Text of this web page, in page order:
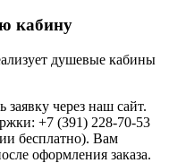
кабину
душевые кабины
через наш сайт.
+7 (391) 228-70-53
бесплатно). Вам
оформления заказа.